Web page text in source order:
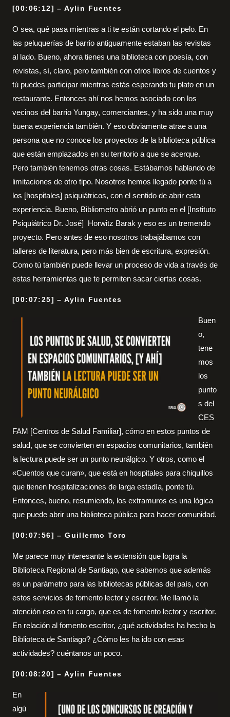
[00:06:12] – Aylin Fuentes
O sea, qué pasa mientras a ti te están cortando el pelo. En
las peluquerías de barrio antiguamente estaban las revistas
al lado. Bueno, ahora tienes una biblioteca con poesía, con
revistas, sí, claro, pero también con otros libros de cuentos y
tú puedes participar mientras estás esperando tu plato en un
restaurante. Entonces ahí nos hemos asociado con los
vecinos del barrio Yungay, comerciantes, y ha sido una muy
buena experiencia también. Y eso obviamente atrae a una
persona que no conoce los proyectos de la biblioteca pública
que están emplazados en su territorio a que se acerque.
Pero también tenemos otras cosas. Estábamos hablando de
limitaciones de otro tipo. Nosotros hemos llegado ponte tú a
los [hospitales] psiquiátricos, con el sentido de abrir esta
experiencia. Bueno, Bibliometro abrió un punto en el [Instituto
Psiquiátrico Dr. José] Horwitz Barak y eso es un tremendo
proyecto. Pero antes de eso nosotros trabajábamos con
talleres de literatura, pero más bien de escritura, expresión.
Como tú también puede llevar un proceso de vida a través de
estas herramientas que te permiten sacar ciertas cosas.
[00:07:25] – Aylin Fuentes
Buen
o,
tene
mos
los
punto
s del
CES
FAM [Centros de Salud Familiar], cómo en estos puntos de
salud, que se convierten en espacios comunitarios, también
la lectura puede ser un punto neurálgico. Y otros, como el
«Cuentos que curan», que está en hospitales para chiquillos
que tienen hospitalizaciones de larga estadía, ponte tú.
Entonces, bueno, resumiendo, los extramuros es una lógica
que puede abrir una biblioteca pública para hacer comunidad.
[00:07:56] – Guillermo Toro
Me parece muy interesante la extensión que logra la
Biblioteca Regional de Santiago, que sabemos que además
es un parámetro para las bibliotecas públicas del país, con
estos servicios de fomento lector y escritor. Me llamó la
atención eso en tu cargo, que es de fomento lector y escritor.
En relación al fomento escritor, ¿qué actividades ha hecho la
Biblioteca de Santiago? ¿Cómo les ha ido con esas
actividades? cuéntanos un poco.
[00:08:20] – Aylin Fuentes
En
algú